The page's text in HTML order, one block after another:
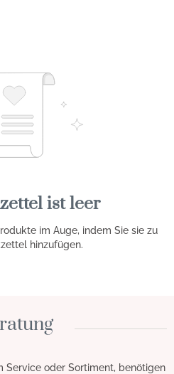
ist leer
im Auge, indem Sie sie zu
hinzufügen.
Service oder Sortiment, benötigen